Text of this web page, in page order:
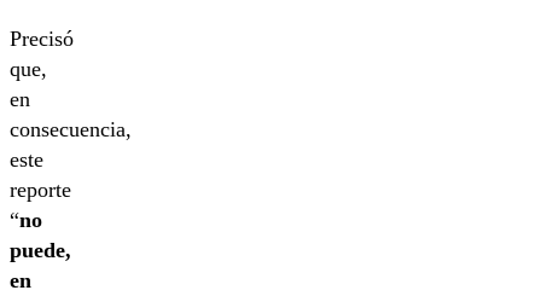
Precisó
que,
en
consecuencia,
este
reporte
“no
puede,
en